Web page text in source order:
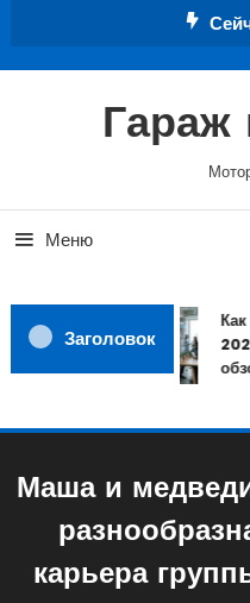
Гараж
Меню
Заголовок
Маша и
карьера